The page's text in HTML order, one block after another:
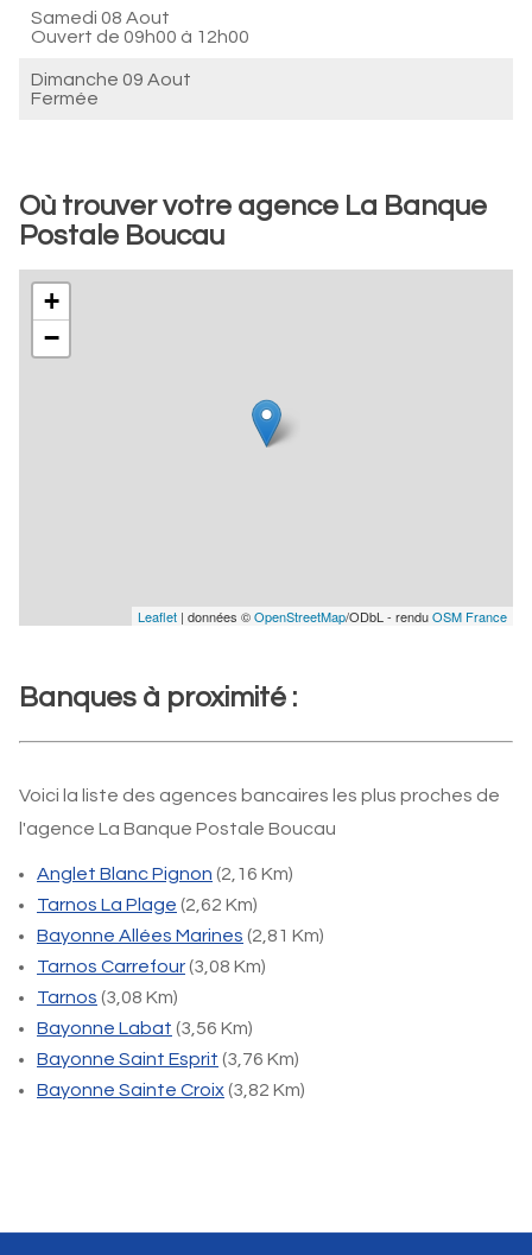
Samedi 08 Aout
Ouvert de 09h00 à 12h00
Dimanche 09 Aout
Fermée
Où trouver votre agence La Banque
Postale Boucau
+
−
Leaflet | données ©OpenStreetMap/ODbL - renduOSM France
Banques à proximité :
Voici la liste des agences bancaires les plus proches de
l'agence La Banque Postale Boucau
Anglet Blanc Pignon (2,16 Km)
Tarnos La Plage (2,62 Km)
Bayonne Allées Marines (2,81 Km)
Tarnos Carrefour(3,08 Km)
Tarnos (3,08 Km)
Bayonne Labat (3,56 Km)
Bayonne Saint Esprit (3,76 Km)
Bayonne Sainte Croix(3,82 Km)